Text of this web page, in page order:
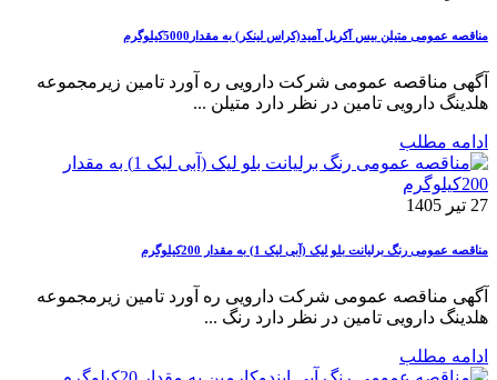
مناقصه عمومی متیلن بیس آکریل آمید(کراس لینکر) به مقدار5000کیلوگرم
آگهی مناقصه عمومی شرکت دارویی ره آورد تامین زیرمجموعه
هلدینگ دارویی تامین در نظر دارد متیلن ...
ادامه مطلب
27 تیر 1405
مناقصه عمومی رنگ برلیانت بلو لیک (آبی لیک 1) به مقدار 200کیلوگرم
آگهی مناقصه عمومی شرکت دارویی ره آورد تامین زیرمجموعه
هلدینگ دارویی تامین در نظر دارد رنگ ...
ادامه مطلب